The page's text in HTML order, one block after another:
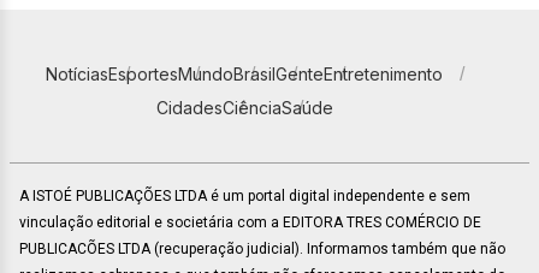
NotíciasEsportesMundoBrasilGenteEntretenimento
CidadesCiênciaSaúde
A ISTOÉ PUBLICAÇÕES LTDA é um portal digital independente e sem
vinculação editorial e societária com a EDITORA TRES COMÉRCIO DE
PUBLICACÕES LTDA (recuperação judicial). Informamos também que não